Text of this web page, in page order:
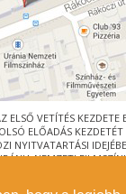
ELSŐ VETÍTÉS KEZDETE
ELŐADÁS KEZDETÉT
NYITVATARTÁSI
NEMZETI